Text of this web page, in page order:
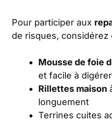
Pour participer aux
de risques, considérez
Mousse de foie
et facile à digérer
Rillettes maison
longuement
Terrines cuites